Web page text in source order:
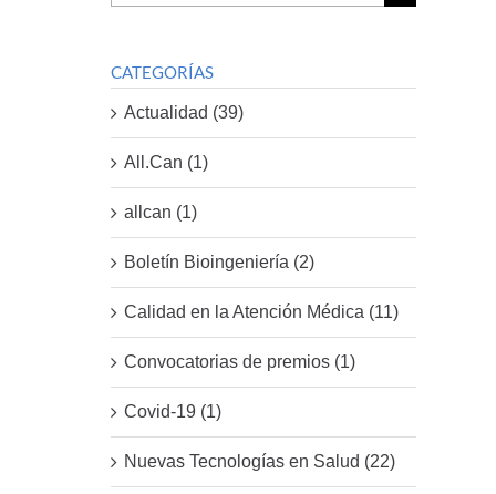
por:
CATEGORÍAS
Actualidad (39)
All.Can (1)
allcan (1)
Boletín Bioingeniería (2)
Calidad en la Atención Médica (11)
Convocatorias de premios (1)
Covid-19 (1)
Nuevas Tecnologías en Salud (22)